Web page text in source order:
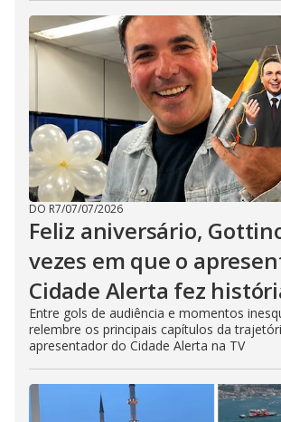
DO R7/07/07/2026
Feliz aniversário,
vezes em que o
Cidade Alerta fez
Entre gols de audiência e momentos
relembre os principais capítulos da
apresentador do Cidade Alerta na TV